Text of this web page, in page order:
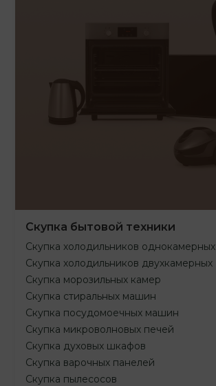
Скупка бытовой техники
Скупка холодильников однокамерных
Скупка холодильников двухкамерных
Скупка морозильных камер
Скупка стиральных машин
Скупка посудомоечных машин
Скупка микроволновых печей
Скупка духовых шкафов
Скупка варочных панелей
Скупка пылесосов